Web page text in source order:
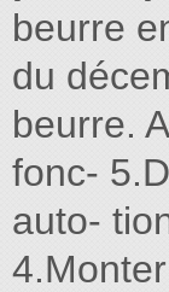
beurre
du
beurre.
fonc-
auto-